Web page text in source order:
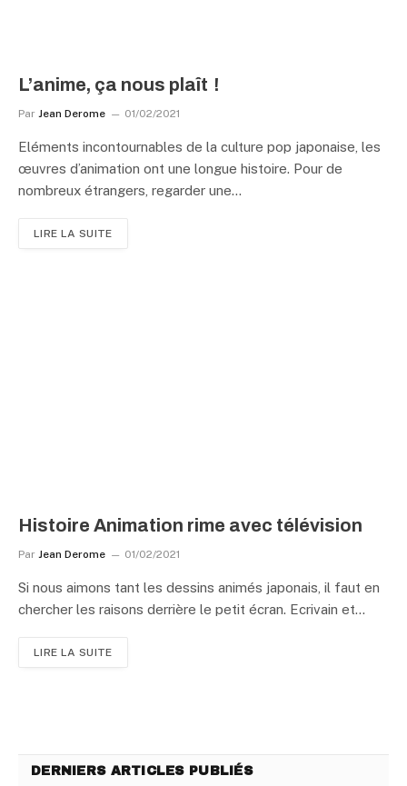
L’anime, ça nous plaît !
Par Jean Derome 01/02/2021
Eléments incontournables de la culture pop japonaise, les
œuvres d’animation ont une longue histoire. Pour de
nombreux étrangers, regarder une…
LIRE LA SUITE
Histoire Animation rime avec télévision
Par Jean Derome 01/02/2021
Si nous aimons tant les dessins animés japonais, il faut en
chercher les raisons derrière le petit écran. Ecrivain et…
LIRE LA SUITE
DERNIERS ARTICLES PUBLIÉS